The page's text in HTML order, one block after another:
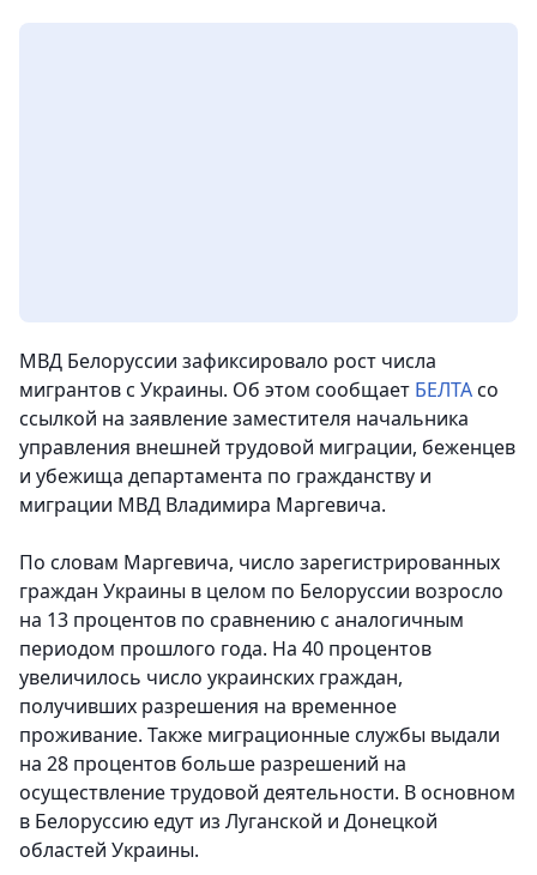
МВД Белоруссии зафиксировало рост числа
мигрантов с Украины. Об этом сообщает БЕЛТАсо
ссылкой на заявление заместителя начальника
управления внешней трудовой миграции, беженцев
и убежища департамента по гражданству и
миграции МВД Владимира Маргевича.
По словам Маргевича, число зарегистрированных
граждан Украины в целом по Белоруссии возросло
на 13 процентов по сравнению с аналогичным
периодом прошлого года. На 40 процентов
увеличилось число украинских граждан,
получивших разрешения на временное
проживание. Также миграционные службы выдали
на 28 процентов больше разрешений на
осуществление трудовой деятельности. В основном
в Белоруссию едут из Луганской и Донецкой
областей Украины.